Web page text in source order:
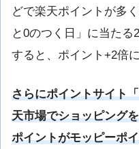
どで楽天ポイントが多
と0のつく日」に当た
すると、ポイント+2倍
さらにポイントサイト
天市場でショッピング
ポイントがモッピーポ